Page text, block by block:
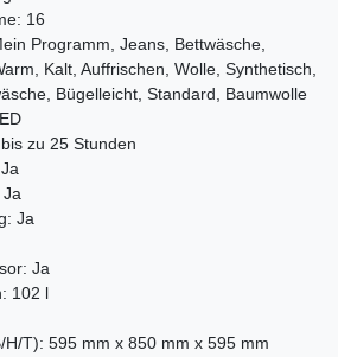
16
Programm, Jeans, Bettwäsche,
Kalt, Auffrischen, Wolle, Synthetisch,
Bügelleicht, Standard, Baumwolle
zu 25 Stunden
Ja
Ja
102 l
H/T): 595 mm x 850 mm x 595 mm